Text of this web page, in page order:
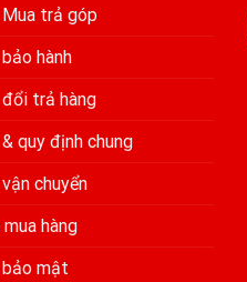
Mua trả góp
hành
đổi trả hàng
quy định chung
chuyển
hàng
bảo mật